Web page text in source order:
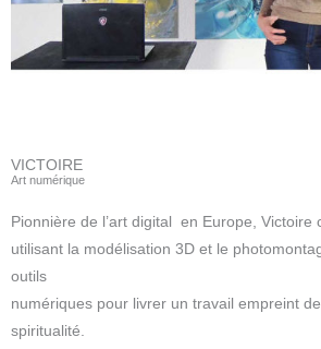
VICTOIRE
Art numérique
Pionnière de l’art digital en Europe,
utilisant la modélisation 3D et le
outils
numériques pour livrer un travail empreint
spiritualité.